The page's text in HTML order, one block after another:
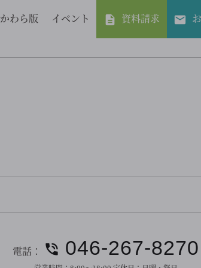
かわら版 イベント 資料請求
電話： 046-267-8270